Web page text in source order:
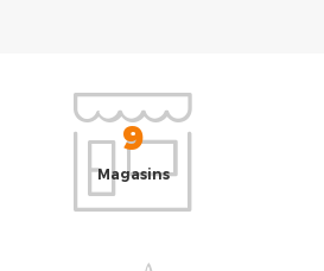
9
Magasins